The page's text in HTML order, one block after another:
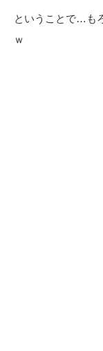
ということで…も
ｗ